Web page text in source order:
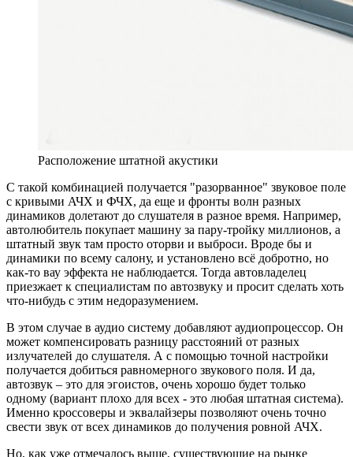
Расположение штатной акустики
С такой комбинацией получается "разорванное" звуковое поле
с кривыми АЧХ и ФЧХ, да еще и фронты волн разных
динамиков долетают до слушателя в разное время. Например,
автолюбитель покупает машину за пару-тройку миллионов, а
штатный звук там просто оторви и выброси. Вроде бы и
динамики по всему салону, и установлено всё добротно, но
как-то вау эффекта не наблюдается. Тогда автовладелец
приезжает к специалистам по автозвуку и просит сделать хоть
что-нибудь с этим недоразумением.
В этом случае в аудио систему добавляют аудиопроцессор. Он
может компенсировать разницу расстояний от разных
излучателей до слушателя. А с помощью точной настройки
получается добиться равномерного звукового поля. И да,
автозвук – это для эгоистов, очень хорошо будет только
одному (вариант плохо для всех - это любая штатная система).
Именно кроссоверы и эквалайзеры позволяют очень точно
свести звук от всех динамиков до получения ровной АЧХ.
Но, как уже отмечалось выше, существующие на рынке